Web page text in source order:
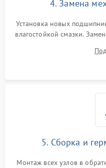
4. Замена
Установка новых
влагостойкой смазки.
или
5. Сборка и
Монтаж всех узлов в